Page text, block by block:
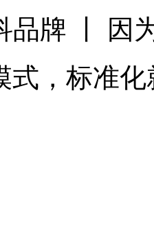
品牌 丨 因
式，标准